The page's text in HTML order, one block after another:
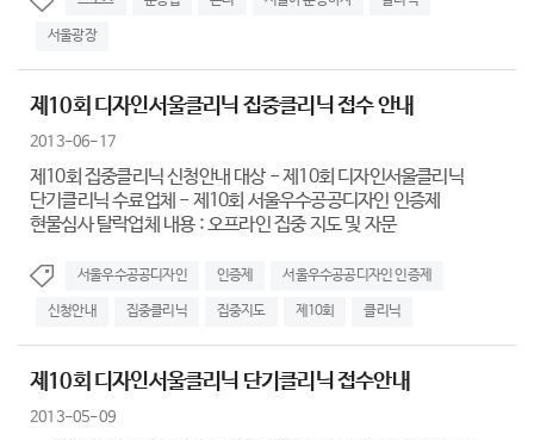
서울광장
제10회 디자인서울클리닉 집중클리닉 접수 안내
2013-06-17
제10회 집중클리닉 신청안내 대상 - 제10회 디자인서울클리닉
단기클리닉 수료업체 - 제10회 서울우수공공디자인 인증제
현물심사 탈락업체 내용 : 오프라인 집중 지도 및 자문
서울우수공공디자인 인증제 서울우수공공디자인 인증제
신청안내 집중클리닉 집중지도 제10회 클리닉
제10회 디자인서울클리닉 단기클리닉 접수안내
2013-05-09